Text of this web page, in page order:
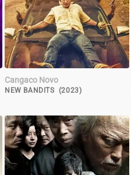
Cangaco Novo
NEW BANDITS (2023)